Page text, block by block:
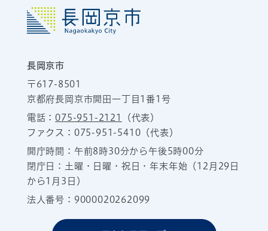
長岡京市
〒617-8501
京都府長岡京市開田一丁目1番1号
電話：075-951-2121
（代表）
ファクス：075-951-5410（代表）
開庁時間：午前8時30分から午後5時00分
閉庁日：土曜・日曜・祝日・年末年始（12月29日
から1月3日）
法人番号：9000020262099